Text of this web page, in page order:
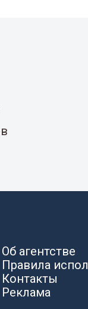
Об агентстве
Правила
Контакты
Реклама